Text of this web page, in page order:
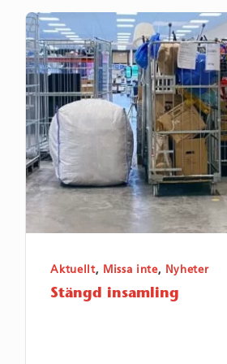
Stängd
insamling
Aktuellt, Missa inte, Nyheter
Stängd insamling